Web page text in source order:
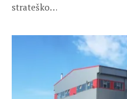
strateško…